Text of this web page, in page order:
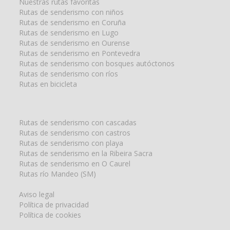
Nuestras rutas favoritas
Rutas de senderismo con niños
Rutas de senderismo en Coruña
Rutas de senderismo en Lugo
Rutas de senderismo en Ourense
Rutas de senderismo en Pontevedra
Rutas de senderismo con bosques autóctonos
Rutas de senderismo con ríos
Rutas en bicicleta
Rutas de senderismo con cascadas
Rutas de senderismo con castros
Rutas de senderismo con playa
Rutas de senderismo en la Ribeira Sacra
Rutas de senderismo en O Caurel
Rutas río Mandeo (SM)
Aviso legal
Política de privacidad
Política de cookies